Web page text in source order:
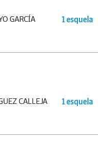
GARCÍA 1 esquela
CALLEJA 1 esquela